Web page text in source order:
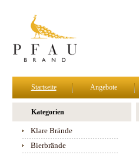
Startseite Angebote
Kategorien
Klare Brände
Bierbrände